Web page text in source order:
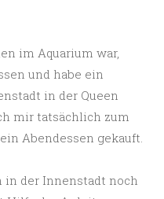
im Aquarium war,
und habe ein
in der Queen
mir tatsächlich zum
Abendessen gekauft.
in der Innenstadt noch